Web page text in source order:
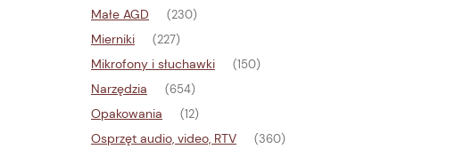
Małe AGD (230)
Mierniki (227)
Mikrofony i słuchawki (150)
Narzędzia (654)
Opakowania (12)
Osprzęt audio, video, RTV (360)